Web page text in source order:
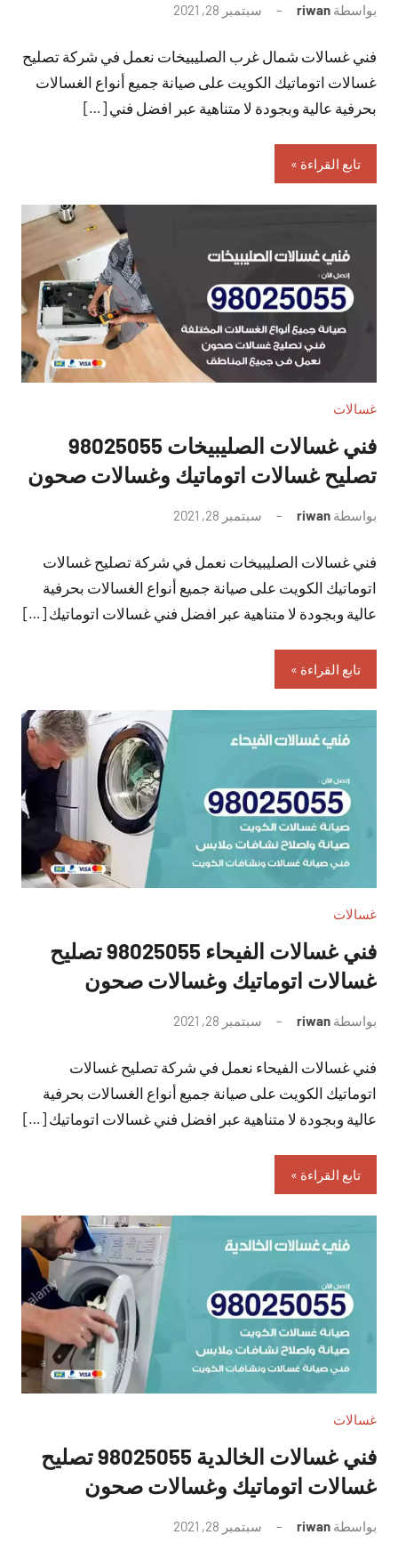
بواسطة riwan سبتمبر 28, 2021
تعليقات
فني غسالات شمال غرب الصليبيخات نعمل في شركة تصليح
غسالات اتوماتيك الكويت على صيانة جميع أنواع الغسالات
بحرفية عالية وبجودة لا متناهية عبر افضل فني […]
تابع القراءة
غسالات
فني غسالات الصليبيخات 98025055
تصليح غسالات اتوماتيك وغسالات صحون
بواسطة riwan سبتمبر 28, 2021
تعليقات
فني غسالات الصليبيخات نعمل في شركة تصليح غسالات
اتوماتيك الكويت على صيانة جميع أنواع الغسالات بحرفية
عالية وبجودة لا متناهية عبر افضل فني غسالات اتوماتيك […]
تابع القراءة
غسالات
فني غسالات الفيحاء 98025055 تصليح
غسالات اتوماتيك وغسالات صحون
بواسطة riwan سبتمبر 28, 2021
تعليقات
فني غسالات الفيحاء نعمل في شركة تصليح غسالات
اتوماتيك الكويت على صيانة جميع أنواع الغسالات بحرفية
عالية وبجودة لا متناهية عبر افضل فني غسالات اتوماتيك […]
تابع القراءة
غسالات
فني غسالات الخالدية 98025055 تصليح
غسالات اتوماتيك وغسالات صحون
بواسطة riwan سبتمبر 28, 2021